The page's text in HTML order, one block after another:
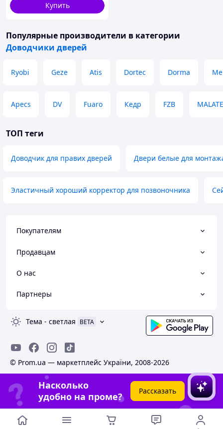
Купить
Популярные производители в категории
Доводчики дверей
Ryobi Geze Atis Dortec Dorma
Apecs DV Fuaro Кедр FZB
ТОП теги
Доводчик для правих дверей Двери белые для
Эластичный хороший корректор для позвоночника
Покупателям
Продавцам
О нас
Партнеры
Тема - светлая BETA
© Prom.ua — маркетплейс України, 2008-2026
Насколько
удобно на проме?
Рассказать